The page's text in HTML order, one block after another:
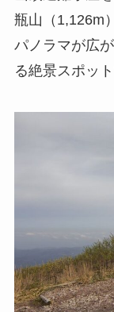
瓶山（1,126m
パノラマが広
る絶景スポット